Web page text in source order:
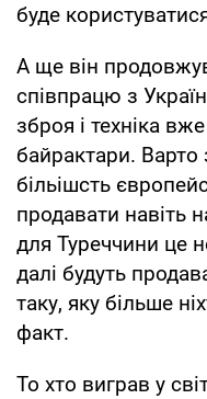
буде
А ще він
співпрацю з
зброя і техніка
байрактари. Варто
більішсть
продавати навіть
для Туреччини це
далі будуть
таку, яку більше
факт.
То хто виграв у